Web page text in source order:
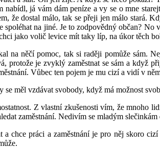
já vám dám peníze a vy se o mne
že dostal málo, tak se přeji jen málo stará.
spoléhat na jiné. Je to zodpovědný občan?
jako volič levice mít taky líp, na úkor těch
na něčí pomoc, tak si raději pomůže sám.
protože je zvyklý zaměstnat se sám a když
Vůbec ten pojem je mu cizí a vidí v
měl vzdávat svobody, když má možnost
Z vlastní zkušenosti vím, že mnoho
zaměstnání. Nedivím se mladým
chce práci a zaměstnání je pro něj skoro